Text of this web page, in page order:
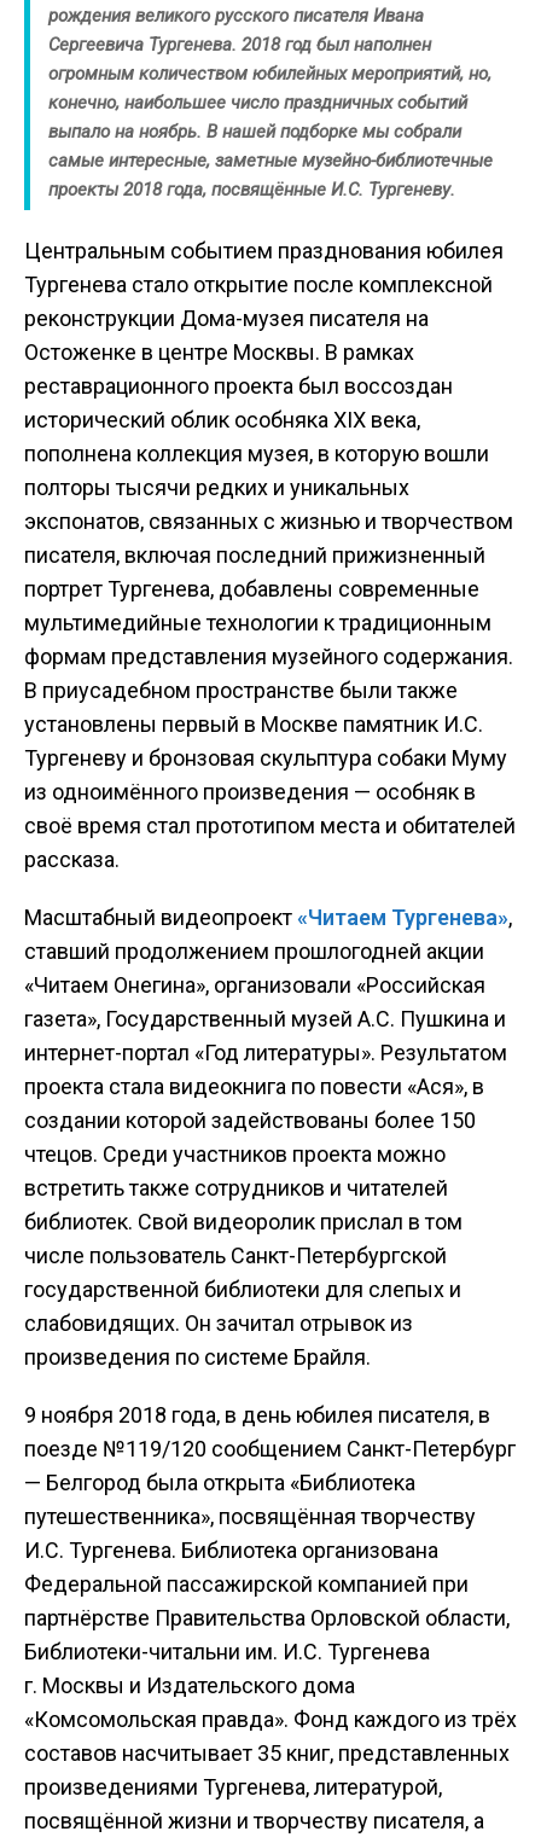
рождения великого русского писателя Ивана
Сергеевича Тургенева. 2018 год был наполнен
огромным количеством юбилейных мероприятий, но,
конечно, наибольшее число праздничных событий
выпало на ноябрь. В нашей подборке мы собрали
самые интересные, заметные музейно-библиотечные
проекты 2018 года, посвящённые И.С. Тургеневу.
Центральным событием празднования юбилея
Тургенева стало открытие после комплексной
реконструкции Дома-музея писателя на
Остоженке в центре Москвы. В рамках
реставрационного проекта был воссоздан
исторический облик особняка XIX века,
пополнена коллекция музея, в которую вошли
полторы тысячи редких и уникальных
экспонатов, связанных с жизнью и творчеством
писателя, включая последний прижизненный
портрет Тургенева, добавлены современные
мультимедийные технологии к традиционным
формам представления музейного содержания.
В приусадебном пространстве были также
установлены первый в Москве памятник И.С.
Тургеневу и бронзовая скульптура собаки Муму
из одноимённого произведения — особняк в
своё время стал прототипом места и обитателей
рассказа.
Масштабный видеопроект«Читаем Тургенева»,
ставший продолжением прошлогодней акции
«Читаем Онегина», организовали «Российская
газета», Государственный музей А.С. Пушкина и
интернет-портал «Год литературы». Результатом
проекта стала видеокнига по повести «Ася», в
создании которой задействованы более 150
чтецов. Среди участников проекта можно
встретить также сотрудников и читателей
библиотек. Свой видеоролик прислал в том
числе пользователь Санкт-Петербургской
государственной библиотеки для слепых и
слабовидящих. Он зачитал отрывок из
произведения по системе Брайля.
9 ноября 2018 года, в день юбилея писателя, в
поезде №119/120 сообщением Санкт-Петербург
— Белгород была открыта «Библиотека
путешественника», посвящённая творчеству
И.С. Тургенева. Библиотека организована
Федеральной пассажирской компанией при
партнёрстве Правительства Орловской области,
Библиотеки-читальни им. И.С. Тургенева
г. Москвы и Издательского дома
«Комсомольская правда». Фонд каждого из трёх
составов насчитывает 35 книг, представленных
произведениями Тургенева, литературой,
посвящённой жизни и творчеству писателя, а